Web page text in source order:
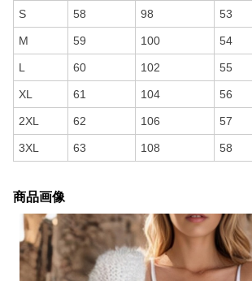
S 58 98 53
M 59 100 54
L 60 102 55
XL 61 104 56
2XL 62 106 57
3XL 63 108 58
商品画像